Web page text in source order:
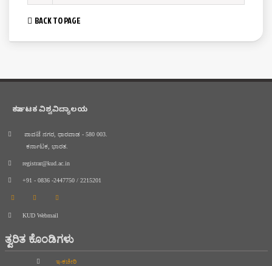
BACK TO PAGE
ಕರ್ನಾಟಕ ವಿಶ್ವವಿದ್ಯಾಲಯ
ಪಾವಟೆ ನಗರ, ಧಾರವಾಡ - 580 003.
ಕರ್ನಾಟಕ, ಭಾರತ.
registrar@kud.ac.in
+91 - 0836 -2447750 / 2215201
KUD Webmail
ತ್ವರಿತ ಕೊಂಡಿಗಳು
ಇ-ಕಚೇರಿ